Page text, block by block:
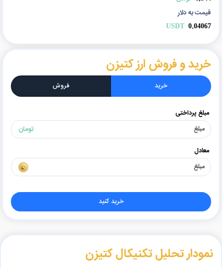
قیمت به دلار
0.04067
USDT
خرید و فروش ارز کتیزن
خرید فروش
مبلغ پرداختی
تومان
معادل
خرید کنید
نمودار تحلیل تکنیکال کتیزن